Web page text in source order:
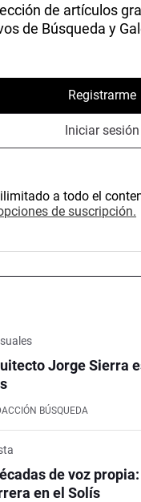
de artículos
de Búsqueda y
Registrarme
Iniciar sesión
a todo el
de suscripción.
Jorge Sierra
BÚSQUEDA
de voz
en el Solís